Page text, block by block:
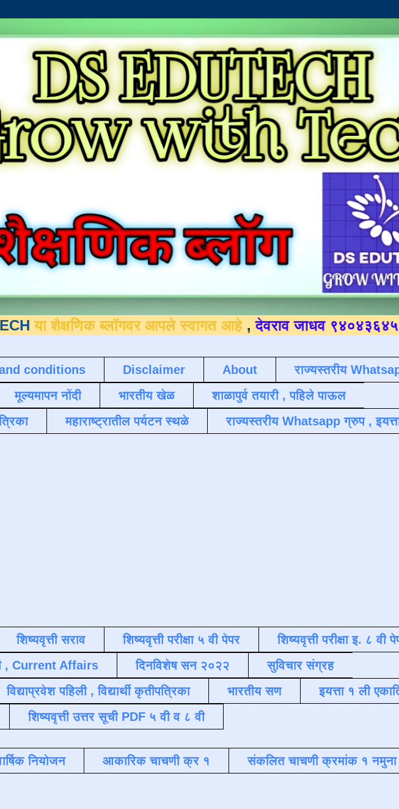
ब्लॉगवर आपले स्वागत आहे,देवराव जाधव ९४०४३६४५०९ .
conditions Disclaimer About
राज्यस्तरीय
मूल्यमापन नोंदी भारतीय खेळ
शाळापुर्व तयारी , पहिले पाऊल
महाराष्ट्रातील पर्यटन स्थळे राज्यस्तरीय Whatsapp ग्रुप ,
शिष्यवृत्ती सराव शिष्यवृत्ती परीक्षा ५ वी पेपर
शिष्यवृत्ती परीक्षा इ. ८ वी
, Current Affairs दिनविशेष सन २०२२
सुविचार संग्रह
विद्याप्रवेश पहिली , विद्यार्थी कृतीपत्रिका भारतीय सण
इयत्ता १ ली
शिष्यवृत्ती उत्तर सूची PDF ५ वी व ८ वी
नियोजन आकारिक चाचणी क्र १
संकलित चाचणी क्रमांक १ नमुना